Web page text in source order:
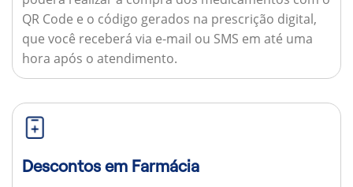
QR Code e o código gerados na prescrição digital,
que você receberá via e-mail ou SMS em até uma
hora após o atendimento.
Descontos em Farmácia